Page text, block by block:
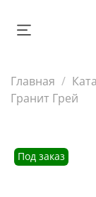
Главная
Гранит Грей
Под заказ